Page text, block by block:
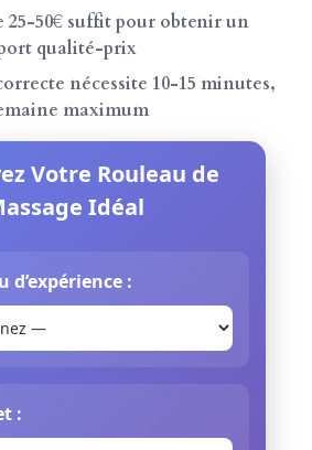
25-50€ suffit pour obtenir un
qualité-prix
nécessite 10-15 minutes,
maximum
Votre Rouleau de
Idéal
d’expérience :
: